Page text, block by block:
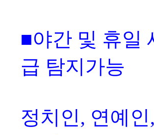
■야간 및 휴일
급 탐지가능
정치인, 연예